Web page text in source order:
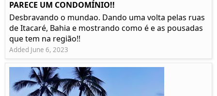
PARECE UM CONDOMÍNIO!!
Desbravando o mundao. Dando uma volta pelas ruas
de Itacaré, Bahia e mostrando como é e as pousadas
que tem na região!!
Added June 6, 2023